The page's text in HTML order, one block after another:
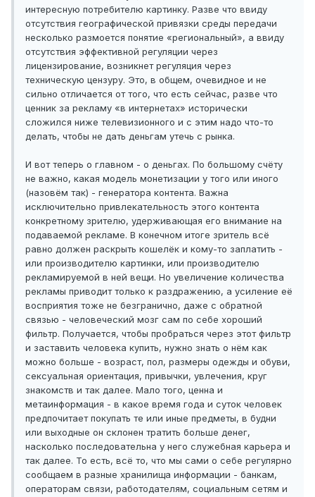
интересную потребителю картинку. Разве что ввиду
отсутствия географической привязки среды передачи
несколько размоется понятие «региональный», а ввиду
отсутствия эффективной регуляции через
лицензирование, возникнет регуляция через
техническую цензуру. Это, в общем, очевидное и не
сильно отличается от того, что есть сейчас, разве что
ценник за рекламу «в интернетах» исторически
сложился ниже телевизионного и с этим надо что-то
делать, чтобы не дать деньгам утечь с рынка.
И вот теперь о главном - о деньгах. По большому счёту
не важно, какая модель монетизации у того или иного
(назовём так) - генератора контента. Важна
исключительно привлекательность этого контента
конкретному зрителю, удерживающая его внимание на
подаваемой рекламе. В конечном итоге зритель всё
равно должен раскрыть кошелёк и кому-то заплатить -
или производителю картинки, или производителю
рекламируемой в ней вещи. Но увеличение количества
рекламы приводит только к раздражению, а усиление её
восприятия тоже не безгранично, даже с обратной
связью - человеческий мозг сам по себе хороший
фильтр. Получается, чтобы пробраться через этот фильтр
и заставить человека купить, нужно знать о нём как
можно больше - возраст, пол, размеры одежды и обуви,
сексуальная ориентация, привычки, увлечения, круг
знакомств и так далее. Мало того, ценна и
метаинформация - в какое время года и суток человек
предпочитает покупать те или иные предметы, в будни
или выходные он склонен тратить больше денег,
насколько последовательна у него служебная карьера и
так далее. То есть, всё то, что мы сами о себе регулярно
сообщаем в разные хранилища информации - банкам,
операторам связи, работодателям, социальным сетям и